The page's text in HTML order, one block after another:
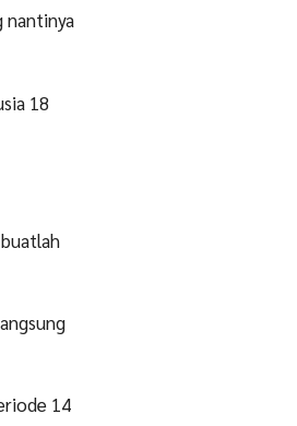
nantinya
18
14